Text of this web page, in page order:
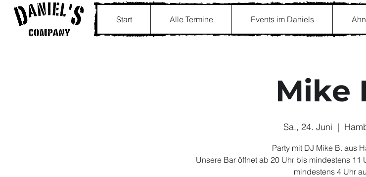
Start Alle Termine Events im Daniels
Mike
Sa., 24. Juni
  |
Party mit DJ Mike B. aus
Unsere Bar öffnet ab 20 Uhr bis mindestens 11
mindestens 4 Uhr